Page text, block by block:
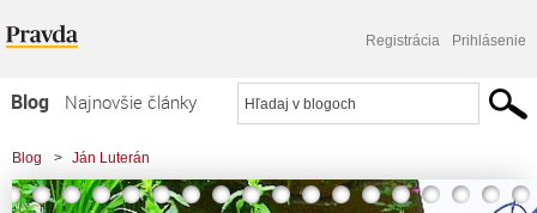
Registrácia Prihlásenie
Blog
Najnovšie články
Najčítanejšie články
Najkomentovanejšie články
Blog > Ján Luterán
> Môžu nás " Šašovia moci SK" ochrániť pred sebou a komplicmi Zlo a Teror ?